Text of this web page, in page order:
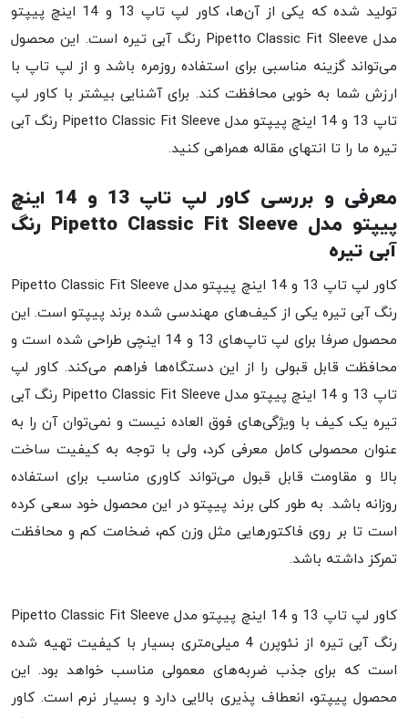
تولید شده که یکی از آن‌ها، کاور لپ تاپ 13 و 14 اینچ پیپتو
مدل Pipetto Classic Fit Sleeve رنگ آبی تیره است. این محصول
می‌تواند گزینه مناسبی برای استفاده روزمره باشد و از لپ تاپ با
ارزش شما به خوبی محافظت کند. برای آشنایی بیشتر با کاور لپ
تاپ 13 و 14 اینچ پیپتو مدل Pipetto Classic Fit Sleeve رنگ آبی
تیره ما را تا انتهای مقاله همراهی کنید.
معرفی و بررسی کاور لپ تاپ 13 و 14 اینچ
پیپتو مدل Pipetto Classic Fit Sleeve رنگ
آبی تیره
کاور لپ تاپ 13 و 14 اینچ پیپتو مدل Pipetto Classic Fit Sleeve
رنگ آبی تیره یکی از کیف‌های مهندسی شده برند پیپتو است. این
محصول صرفا برای لپ تاپ‌های 13 و 14 اینچی طراحی شده است و
محافظت قابل قبولی را از این دستگاه‌ها فراهم می‌کند. کاور لپ
تاپ 13 و 14 اینچ پیپتو مدل Pipetto Classic Fit Sleeve رنگ آبی
تیره یک کیف با ویژگی‌های فوق العاده نیست و نمی‌توان آن را به
عنوان محصولی کامل معرفی کرد، ولی با توجه به کیفیت ساخت
بالا و مقاومت قابل قبول می‌تواند کاوری مناسب برای استفاده
روزانه باشد. به طور کلی برند پیپتو در این محصول خود سعی کرده
است تا بر روی فاکتورهایی مثل وزن کم، ضخامت کم و محافظت
تمرکز داشته باشد.
کاور لپ تاپ 13 و 14 اینچ پیپتو مدل Pipetto Classic Fit Sleeve
رنگ آبی تیره از نئوپرن 4 میلی‌متری بسیار با کیفیت تهیه شده
است که برای جذب ضربه‌های معمولی مناسب خواهد بود. این
محصول پیپتو، انعطاف پذیری بالایی دارد و بسیار نرم است. کاور